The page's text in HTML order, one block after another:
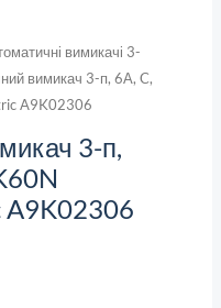
вимикачі 3-
вимикач 3-п, 6А, C,
A9K02306
3-п,
A9K02306